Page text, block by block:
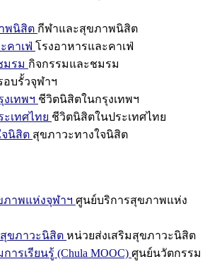
พนิสิต กีฬาและสุขภาพนิสิต
คาเฟ่ โรงอาหารและคาเฟ่
มรม กิจกรรมและชมรม
อบรั้วจุฬาฯ
เทพฯ ชีวิตนิสิตในกรุงเทพฯ
เทศไทย ชีวิตนิสิตในประเทศไทย
จนิสิต สุขภาวะทางใจนิสิต
าพแห่งจุฬาฯ ศูนย์บริการสุขภาพแห่ง
ขภาวะนิสิต หน่วยส่งเสริมสุขภาวะนิสิต
ารเรียนรู้ (Chula MOOC) ศูนย์นวัตกรรม